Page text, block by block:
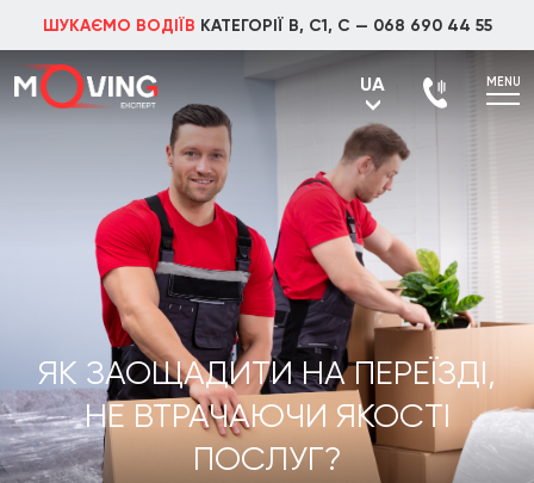
ШУКАЄМО ВОДІЇВ КАТЕГОРІЇ В, С1, С — 068 690 44 55
UA
UA
RU
MENU
ЯК ЗАОЩАДИТИ НА ПЕРЕЇЗДІ,
НЕ ВТРАЧАЮЧИ ЯКОСТІ
ПОСЛУГ?